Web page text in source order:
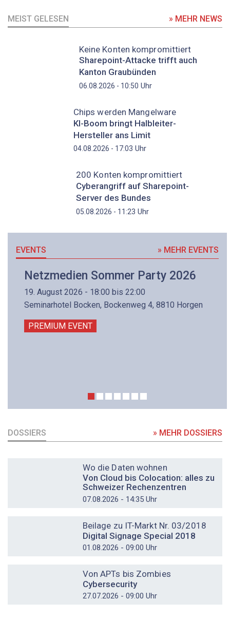
MEIST GELESEN » MEHR NEWS
Keine Konten kompromittiert
Sharepoint-Attacke trifft auch
Kanton Graubünden
06.08.2026 - 10:50 Uhr
Chips werden Mangelware
KI-Boom bringt Halbleiter-
Hersteller ans Limit
04.08.2026 - 17:03 Uhr
200 Konten kompromittiert
Cyberangriff auf Sharepoint-
Server des Bundes
05.08.2026 - 11:23 Uhr
EVENTS » MEHR EVENTS
Netzmedien Sommer Party 2026
19. August 2026 - 18:00 bis 22:00
Seminarhotel Bocken, Bockenweg 4, 8810 Horgen
PREMIUM EVENT
DOSSIERS » MEHR DOSSIERS
Wo die Daten wohnen
Von Cloud bis Colocation: alles zu
Schweizer Rechenzentren
07.08.2026 - 14:35 Uhr
Beilage zu IT-Markt Nr. 03/2018
Digital Signage Special 2018
01.08.2026 - 09:00 Uhr
Von APTs bis Zombies
Cybersecurity
27.07.2026 - 09:00 Uhr